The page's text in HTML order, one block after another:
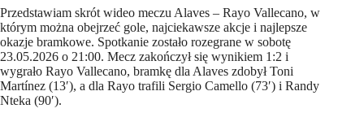
Przedstawiam skrót wideo meczu Alaves – Rayo Vallecano, w
którym można obejrzeć gole, najciekawsze akcje i najlepsze
okazje bramkowe. Spotkanie zostało rozegrane w sobotę
23.05.2026 o 21:00. Mecz zakończył się wynikiem 1:2 i
wygrało Rayo Vallecano, bramkę dla Alaves zdobył Toni
Martínez (13′), a dla Rayo trafili Sergio Camello (73′) i Randy
Nteka (90′).